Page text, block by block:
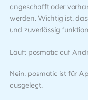
angeschafft oder
werden. Wichtig ist,
und zuverlässig
Läuft posmatic auf
Nein. posmatic ist für
ausgelegt.